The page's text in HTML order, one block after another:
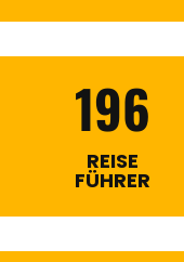
196
REISE
FÜHRER